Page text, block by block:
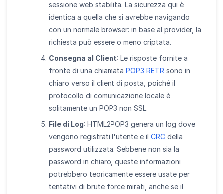
sessione web stabilita. La sicurezza qui è
identica a quella che si avrebbe navigando
con un normale browser: in base al provider, la
richiesta può essere o meno criptata.
Consegna al Client: Le risposte fornite a
fronte di una chiamata POP3 RETR sono in
chiaro verso il client di posta, poiché il
protocollo di comunicazione locale è
solitamente un POP3 non SSL.
File di Log: HTML2POP3 genera un log dove
vengono registrati l'utente e il CRC della
password utilizzata. Sebbene non sia la
password in chiaro, queste informazioni
potrebbero teoricamente essere usate per
tentativi di brute force mirati, anche se il